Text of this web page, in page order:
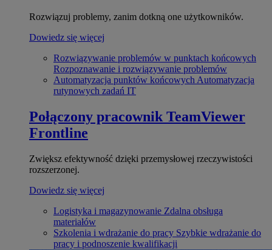
Rozwiązuj problemy, zanim dotkną one użytkowników.
Dowiedz się więcej
Rozwiązywanie problemów w punktach końcowych
Rozpoznawanie i rozwiązywanie problemów
Automatyzacja punktów końcowych Automatyzacja
rutynowych zadań IT
Połączony pracownik TeamViewer
Frontline
Zwiększ efektywność dzięki przemysłowej rzeczywistości
rozszerzonej.
Dowiedz się więcej
Logistyka i magazynowanie Zdalna obsługa
materiałów
Szkolenia i wdrażanie do pracy Szybkie wdrażanie do
pracy i podnoszenie kwalifikacji